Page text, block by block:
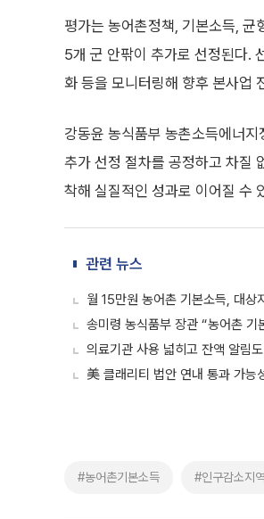
평가는 농어촌정책, 기본소득, 균
5개 군 안팎이 추가로 선정된다.
화 등을 모니터링해 향후 본사업
강동윤 농식품부 농촌소득에너
추가 선정 절차를 공정하고 차질
착해 실질적인 성과로 이어질 수
관련 뉴스
월 15만원 농어촌 기본소득, 대
송미령 농식품부 장관 “농어촌 기
의료기관 사용 넓히고 잔액 알림
美 클래리티 법안 연내 통과 가
#농어촌기본소득 #인구감소지역